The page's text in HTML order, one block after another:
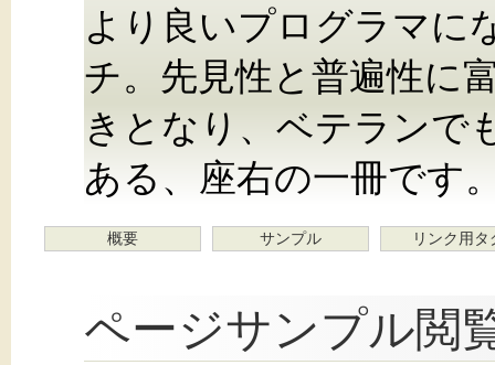
より良いプログラマに
チ。先見性と普遍性に
きとなり、ベテランで
ある、座右の一冊です
概要 サンプル リンク用タ
ページサンプル閲